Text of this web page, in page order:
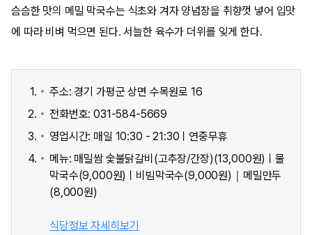
슴슴한 맛의 메밀 막국수는 식초와 겨자 양념장을 취향껏 넣어 입맛
에 따라 비벼 먹으면 된다. 서늘한 육수가 더위를 잊게 한다.
주소: 경기 가평군 상면 수목원로 16
전화번호: 031-584-5669
영업시간: 매일 10:30 - 21:30ㅣ연중무휴
메뉴: 매밀쌈 숯불닭갈비(고추장/간장)(13,000원)ㅣ물
막국수(9,000원)ㅣ비빔막국수(9,000원)｜메밀만두
(8,000원)
식당정보 자세히보기